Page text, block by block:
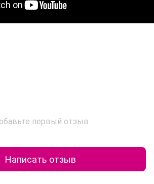
первый отзыв
Написать отзыв